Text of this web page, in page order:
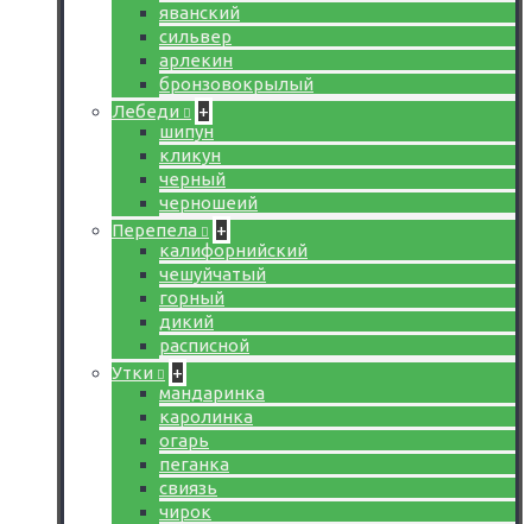
яванский
сильвер
арлекин
бронзовокрылый
Лебеди
+
шипун
кликун
черный
черношеий
Перепела
+
калифорнийский
чешуйчатый
горный
дикий
расписной
Утки
+
мандаринка
каролинка
огарь
пеганка
свиязь
чирок